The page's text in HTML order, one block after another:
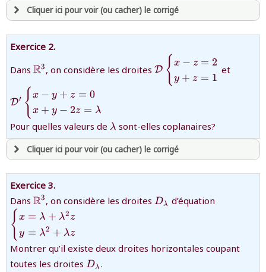
Cliquer ici pour voir (ou cacher) le corrigé
avoir une souscription active sur mathprepa
revenir à la page d'accueil
ou tester
la page d'extraits libres
ou consulter
Exercice 2.
Dans R3 , on considère les droites z=2\cr
D { x − z = 2
y + z = 1
et
D′ { x − y + z = 0
x + y − 2z = λ
Pour quelles valeurs de {\lambda}
λ sont-elles coplanaires?
Cliquer ici pour voir (ou cacher) le corrigé
avoir une souscription active sur mathprepa
et être
revenir à la page d'accueil
ou testerla page d'extraits libres
ou consulter
le plan du site
Exercice 3.
Dans \mathbb{R}^3
R3 , on considère les droites {D_\lambda}
Dλ d’équation
{ x = λ + λ2z
y = λ2 + λz
Montrer qu’il existe deux droites horizontales coupant
toutes les droites {D_\lambda}
Dλ .